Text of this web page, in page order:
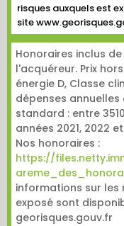
risques auxquels est
site
Honoraires inclus
l'acquéreur. Prix
énergie D, Classe
dépenses
standard : entre
années 2021, 2022
Nos honoraires :
https://
informations sur les
exposé sont
georisques.gouv.fr